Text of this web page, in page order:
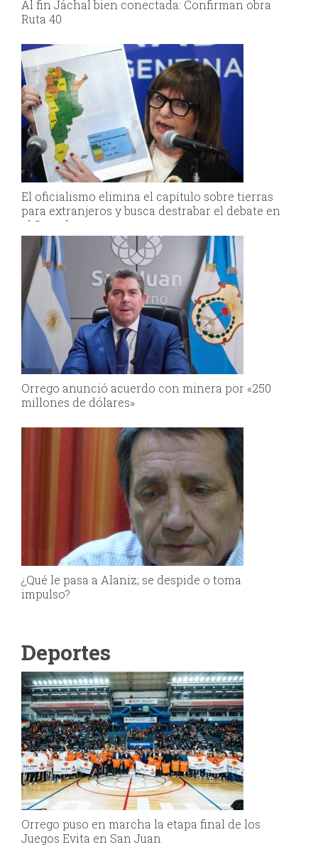
Al fin Jáchal bien conectada: Confirman obra
Ruta 40
El oficialismo elimina el capítulo sobre tierras
para extranjeros y busca destrabar el debate en
el Senado
Orrego anunció acuerdo con minera por «250
millones de dólares»
¿Qué le pasa a Alaniz; se despide o toma
impulso?
Deportes
Orrego puso en marcha la etapa final de los
Juegos Evita en San Juan